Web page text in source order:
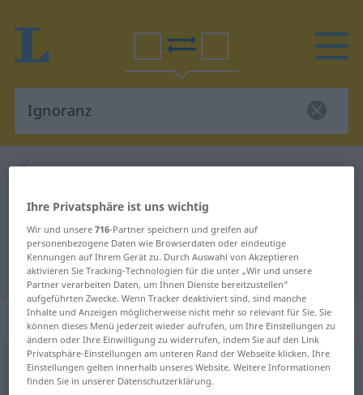
Deutsch-Englisch Wörterbuch Ignoranz
Deutsch-Englisch Übersetzung für
"Ignoranz"
"Ignoranz" Englisch Übersetzung
„Ignoranz“: Femininum
Ignoranz [ɪgnoˈrants]f <Ignoranz;keinpl>
Ihre Privatsphäre ist uns wichtig
Wir und unsere716-Partner speichern und greifen auf
personenbezogene Daten wie Browserdaten oder eindeutige
Kennungen auf Ihrem Gerät zu. Durch Auswahl von Akzeptieren
aktivieren Sie Tracking-Technologien für die unter „Wir und unsere
Partner verarbeiten Daten, um Ihnen Dienste bereitzustellen“
aufgeführten Zwecke. Wenn Tracker deaktiviert sind, sind manche
Inhalte und Anzeigen möglicherweise nicht mehr so relevant für Sie. Sie
können dieses Menü jederzeit wieder aufrufen, um Ihre Einstellungen zu
ändern oder Ihre Einwilligung zu widerrufen, indem Sie auf den Link
Privatsphäre-Einstellungen am unteren Rand der Webseite klicken. Ihre
Einstellungen gelten innerhalb unseres Website. Weitere Informationen
finden Sie in unserer Datenschutzerklärung.